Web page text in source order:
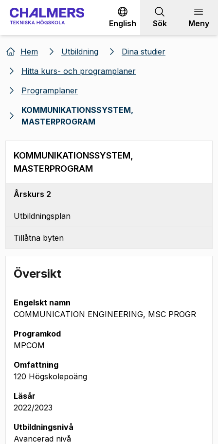
Gå till innehållet
English Sök Meny
Hem Utbildning
Dina studier
Hitta kurs- och programplaner
Programplaner
KOMMUNIKATIONSSYSTEM,
MASTERPROGRAM
KOMMUNIKATIONSSYSTEM,
MASTERPROGRAM
Årskurs 2
Utbildningsplan
Tillåtna byten
Översikt
Engelskt namn
COMMUNICATION ENGINEERING, MSC PROGR
Programkod
MPCOM
Omfattning
120 Högskolepoäng
Läsår
2022/2023
Utbildningsnivå
Avancerad nivå